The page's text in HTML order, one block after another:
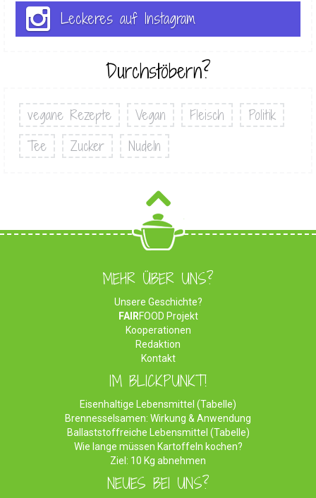
Leckeres auf Instagram
Durchstöbern?
vegane Rezepte Vegan Fleisch
Politik
Tee
Zucker Nudeln
MEHR ÜBER UNS?
Unsere Geschichte?
FAIRFOOD Projekt
Kooperationen
Redaktion
Kontakt
IM BLICKPUNKT!
Eisenhaltige Lebensmittel (Tabelle)
Brennesselsamen: Wirkung & Anwendung
Ballaststoffreiche Lebensmittel (Tabelle)
Wie lange müssen Kartoffeln kochen?
Ziel: 10 Kg abnehmen
NEUES BEI UNS?